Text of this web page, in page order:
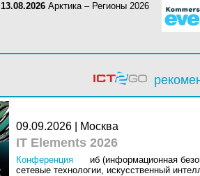
13.08.2026 Арктика – Регионы 2026
09.09.2026 | Москва
IT Elements 2026
Конференция
иб (информационная
сетевые технологии, искусственный